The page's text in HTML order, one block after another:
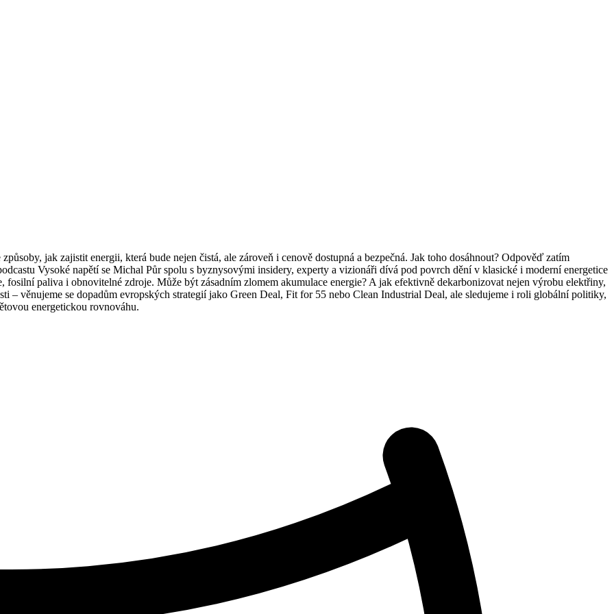
jak zajistit energii, která bude nejen čistá, ale zároveň i cenově dostupná a bezpečná. Jak toho dosáhnout? Odpověď zatím
Vysoké napětí se Michal Půr spolu s byznysovými insidery, experty a vizionáři dívá pod povrch dění v klasické i moderní energetice
paliva i obnovitelné zdroje. Může být zásadním zlomem akumulace energie? A jak efektivně dekarbonizovat nejen výrobu elektřiny,
– věnujeme se dopadům evropských strategií jako Green Deal, Fit for 55 nebo Clean Industrial Deal, ale sledujeme i roli globální politiky,
energetickou rovnováhu.